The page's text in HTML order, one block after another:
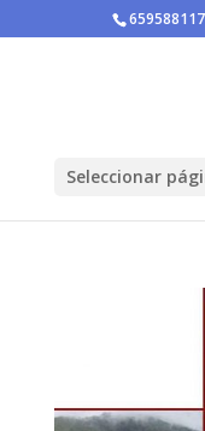
659588117
Seleccionar